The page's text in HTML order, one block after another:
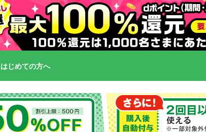
はじめての方へ